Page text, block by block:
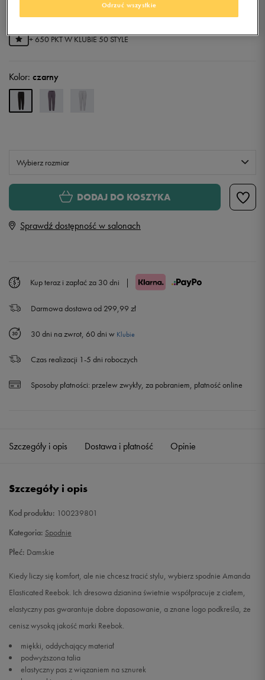
(najniższa cena z 30 dni przed obniżką)
+ 650 PKT WKLUBIE 50 STYLE
Kolor: czarny
Wybierz rozmiar
S
DODAJ DO KOSZYKA
Sprawdź dostępność w salonach
Kup teraz i zapłać za 30 dni |
Darmowa dostawa od 299,99 zł
30 dni na zwrot, 60 dni w Klubie
Czas realizacji 1-5 dni roboczych
Sposoby płatności: przelew zwykły, za pobraniem, płatność online
Szczegóły i opis Dostawa i płatność Opinie
Szczegóły i opis
Kod produktu: 100239801
Kategoria: Spodnie
Płeć: Damskie
Kiedy liczy się komfort, ale nie chcesz tracić stylu, wybierz spodnie Amanda
Elasticated Reebok. Ich dresowa dzianina świetnie współpracuje z ciałem,
elastyczny pas gwarantuje dobre dopasowanie, a znane logo podkreśla, że
cenisz wysoką jakość marki Reebok.
miękki, oddychający materiał
podwyższona talia
elastyczny pas z wiązaniem na sznurek
Odrzuć wszystkie